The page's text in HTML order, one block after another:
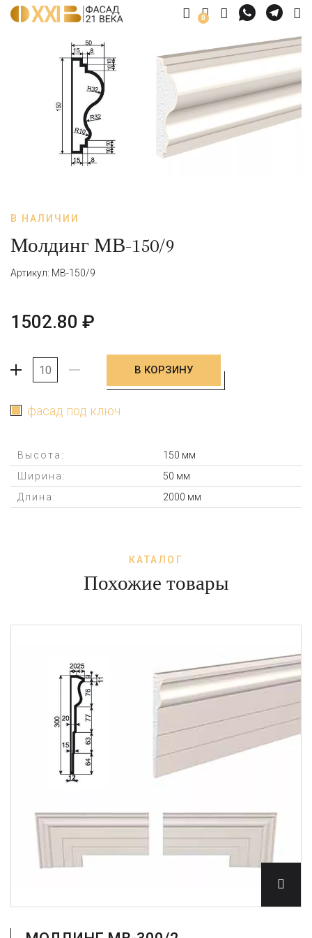
0
В НАЛИЧИИ
Молдинг МВ-150/9
Артикул: МВ-150/9
1502.80 ₽
-
+ В КОРЗИНУ
фасад под ключ
Высота:
150 мм
Ширина:
50 мм
Длина:
2000 мм
КАТАЛОГ
Похожие товары